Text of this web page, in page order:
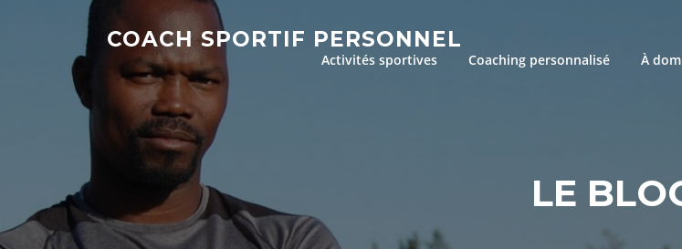
COACH SPORTIF PERSONNEL
Activités sportives Coaching personnalisé À
LE